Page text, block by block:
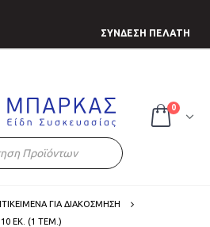
ΣΥΝΔΕΣΗ ΠΕΛΑΤΗ
0
ΓΙΑ ΔΙΑΚΟΣΜΗΣΗ
ΕΚ. (1 ΤΕΜ.)